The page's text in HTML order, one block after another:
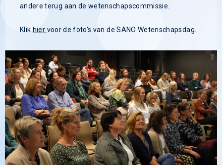
andere terug aan de wetenschapscommissie.
Klik hier voor de foto's van de SANO Wetenschapsdag.